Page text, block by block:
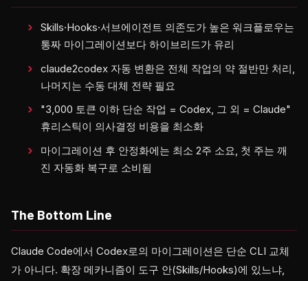
Skills·Hooks·서브에이전트 의존도가 높은 워크플로우는
통짜 마이그레이션보다 하이브리드가 유리
claude2codex 자동 변환은 전체 작업의 약 절반만 처리,
나머지는 수동 대체 전략 필요
"3,000 토큰 이하 단순 작업 = Codex, 그 외 = Claude"
휴리스틱이 의사결정 비용을 최소화
마이그레이션 후 안정화에는 최소 2주 소요, 첫 주는 깨
진 자동화 복구로 소비됨
The Bottom Line
Claude Code에서 Codex로의 마이그레이션은 단순 CLI 교체
가 아니다. 확장 메카니즘이 도구 안(Skills/Hooks)에 있느냐,